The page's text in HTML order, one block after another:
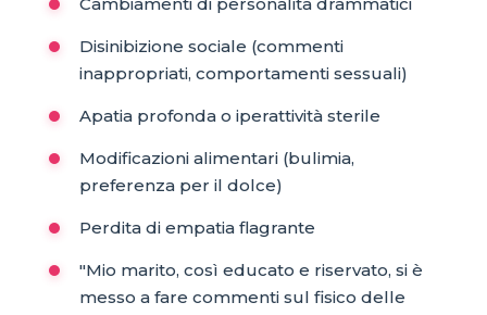
Disinibizione sociale (commenti
inappropriati, comportamenti sessuali)
Apatia profonda o iperattività sterile
Modificazioni alimentari (bulimia,
preferenza per il dolce)
Perdita di empatia flagrante
"Mio marito, così educato e riservato, si è
messo a fare commenti sul fisico delle